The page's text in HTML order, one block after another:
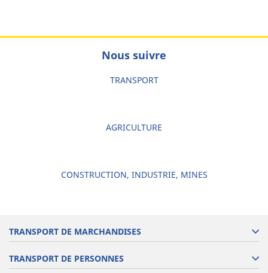
Nous suivre
TRANSPORT
AGRICULTURE
CONSTRUCTION, INDUSTRIE, MINES
TRANSPORT DE MARCHANDISES
TRANSPORT DE PERSONNES